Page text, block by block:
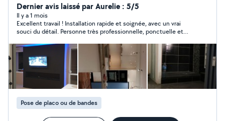
Dernier avis laissé par Aurelie : 5/5
Il y a 1 mois
Excellent travail ! Installation rapide et soignée, avec un vrai
souci du détail. Personne très professionnelle, ponctuelle et
Pose de placo ou de bandes